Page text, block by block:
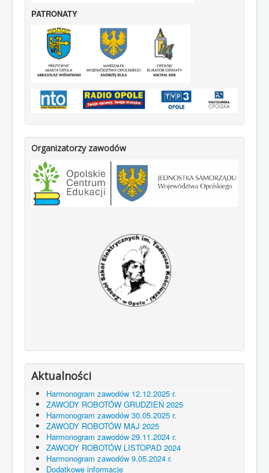
PATRONATY
Organizatorzy zawodów
Aktualności
Harmonogram zawodów 12.12.2025 r.
ZAWODY ROBOTÓW GRUDZIEŃ 2025
Harmonogram zawodów 30.05.2025 r.
ZAWODY ROBOTÓW MAJ 2025
Harmonogram zawodów 29.11.2024 r.
ZAWODY ROBOTÓW LISTOPAD 2024
Harmonogram zawodów 9.05.2024 r.
Dodatkowe informacje